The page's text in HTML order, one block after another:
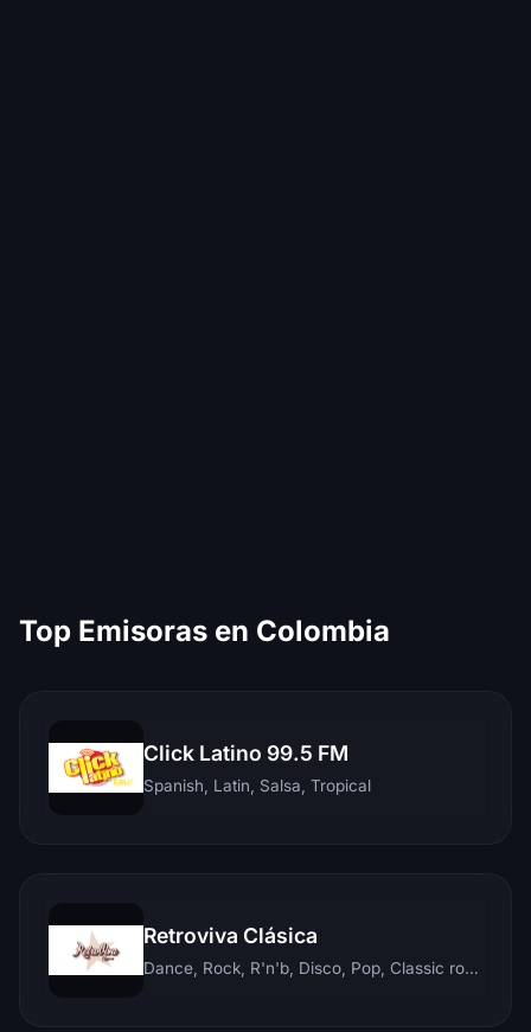
Top Emisoras en Colombia
Click Latino 99.5 FM
Spanish, Latin, Salsa, Tropical
Retroviva Clásica
Dance, Rock, R'n'b, Disco, Pop, Classic rock, Techno, Reggae